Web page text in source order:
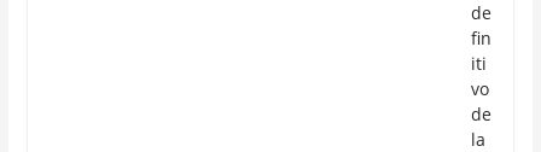
de
fin
iti
vo
de
la